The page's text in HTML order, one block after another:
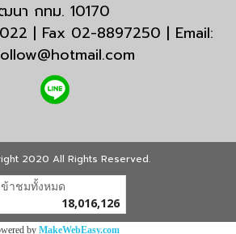
นา กทม. 10170
| Fax 02-8897250 | Email:
2020 All Rights Reserved.
ข้าชมวันนี้
byMakeWebEasy.com